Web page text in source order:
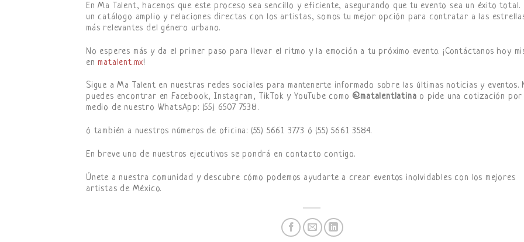
En Ma Talent, hacemos que este proceso sea sencillo y eficiente, asegurando que tu evento sea un éxito total.
un catálogo amplio y relaciones directas con los artistas, somos tu mejor opción para contratar a las
más relevantes del género urbano.
No esperes más y da el primer paso para llevar el ritmo y la emoción a tu próximo evento. ¡Contáctanos hoy
enmatalent.mx!
Sigue a Ma Talent en nuestras redes sociales para mantenerte informado sobre las últimas noticias y eventos.
puedes encontrar en Facebook, Instagram, TikTok y YouTube como @matalentlatina o pide una cotización por
medio de nuestro WhatsApp: (55) 6507 7538.
ó también a nuestros números de oficina: (55) 5661 3773 ó (55) 5661 3584.
En breve uno de nuestros ejecutivos se pondrá en contacto contigo.
Únete a nuestra comunidad y descubre cómo podemos ayudarte a crear eventos inolvidables con los mejores
artistas de México.